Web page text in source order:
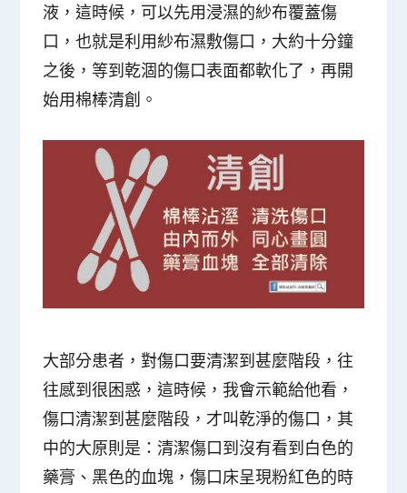
液，這時候，可以先用浸濕的紗布覆蓋傷
口，也就是利用紗布濕敷傷口，大約十分鐘
之後，等到乾涸的傷口表面都軟化了，再開
始用棉棒清創。
大部分患者，對傷口要清潔到甚麼階段，往
往感到很困惑，這時候，我會示範給他看，
傷口清潔到甚麼階段，才叫乾淨的傷口，其
中的大原則是：清潔傷口到沒有看到白色的
藥膏、黑色的血塊，傷口床呈現粉紅色的時